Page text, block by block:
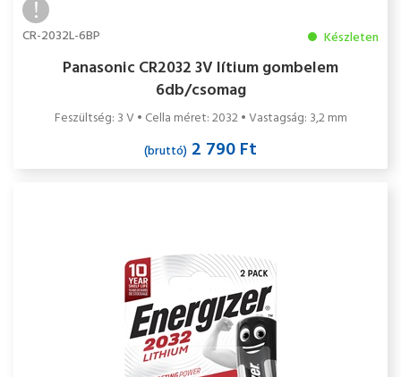
CR-2032L-6BP Készleten
Panasonic CR2032 3V lítium gombelem
6db/csomag
Feszültség: 3 V • Cella méret: 2032 • Vastagság: 3,2 mm
(bruttó) 2 790 Ft